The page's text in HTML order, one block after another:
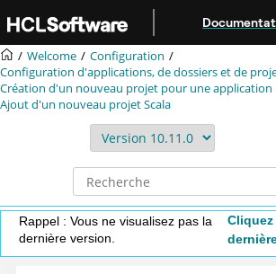
Aller au contenu principal
Welcome
Configuration
Configuration d'applications, de dossiers et de
Création d'un nouveau projet pour une application
Ajout d'un nouveau projet Scala
Rappel : Vous ne visualisez pas la
dernière version.